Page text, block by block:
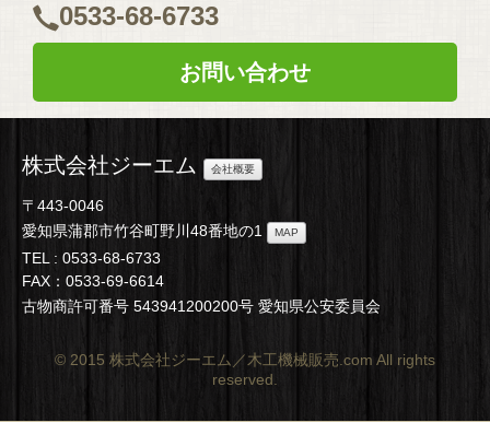
0533-68-6733
お問い合わせ
株式会社ジーエム 会社概要
〒443-0046
愛知県蒲郡市竹谷町野川48番地の1
MAP
TEL : 0533-68-6733
FAX：0533-69-6614
古物商許可番号 543941200200号 愛知県公安委員会
© 2015 株式会社ジーエム／木工機械販売.com All rights
reserved.